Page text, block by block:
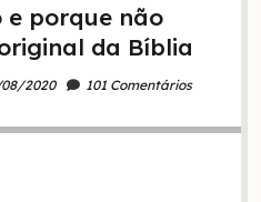
e porque não
da Bíblia
2020 101 Comentários